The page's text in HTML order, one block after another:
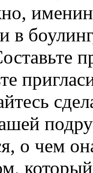
в
о чем